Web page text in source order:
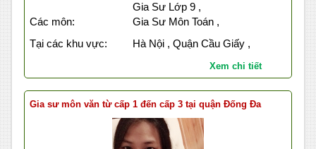
Gia Sư Lớp 9 ,
Các môn:
Gia Sư Môn Toán ,
Tại các khu vực:
Hà Nội , Quận Cầu Giấy ,
Xem chi tiết
Gia sư môn văn từ cấp 1 đến cấp 3 tại quận Đống Đa